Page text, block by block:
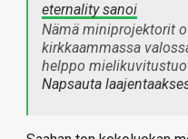
eternality sanoi
Nämä miniprojektorit
kirkkaammassa
helppo
Napsauta